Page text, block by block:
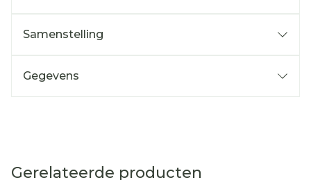
Samenstelling
Gegevens
Gerelateerde producten